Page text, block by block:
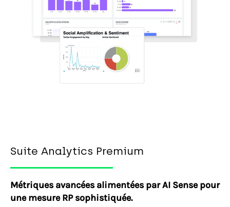
Suite Analytics Premium
Métriques avancées alimentées par AI Sense pour
une mesure RP sophistiquée.